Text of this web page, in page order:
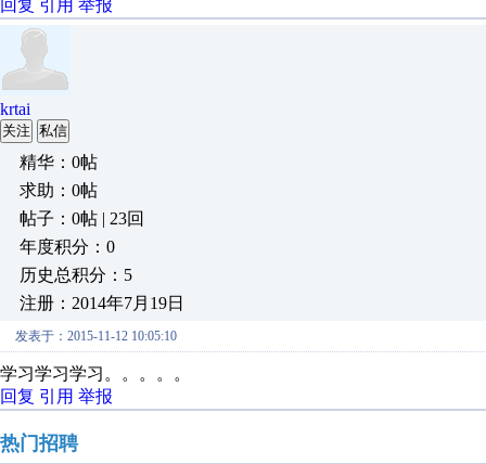
回复 引用 举报
krtai
关注 私信
精华：0帖
求助：0帖
帖子：0帖 | 23回
年度积分：0
历史总积分：5
注册：2014年7月19日
发表于：2015-11-12 10:05:10
学习学习学习。。。。。
回复 引用 举报
热门招聘